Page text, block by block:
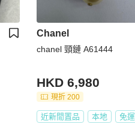
Chanel
chanel 頸鏈 A61444
HKD 6,980
現折 200
近新閒置品 本地 免運